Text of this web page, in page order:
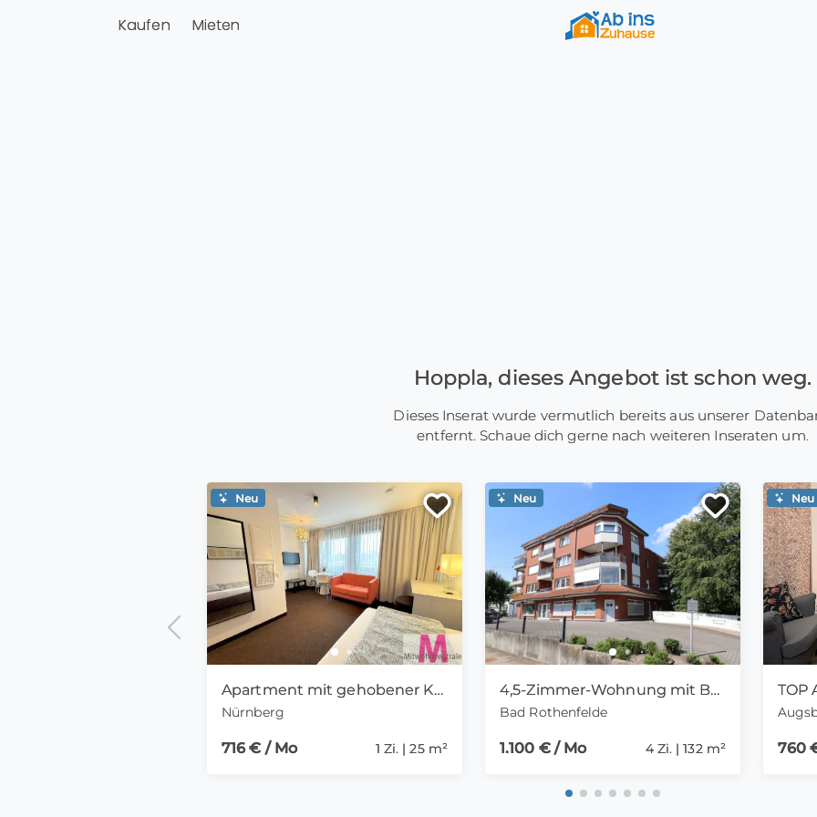
Kaufen Mieten
Hoppla, dieses Angebot ist schon weg.
Dieses Inserat wurde vermutlich bereits aus unserer
entfernt. Schaue dich gerne nach weiteren Inseraten um.
Apartment mit gehobener Komplettausstattung am Nürnberger Hafen
Nürnberg
716 € / Mo 1 Zi. | 25 m²
Neu
4,5-Zimmer-Wohnung mit Balkon und Tiefgarageneinstellplatz in Bad Rothenfelde
Bad Rothenfelde
1.100 € / Mo 4 Zi. | 132 m²
Neu
760
Neu